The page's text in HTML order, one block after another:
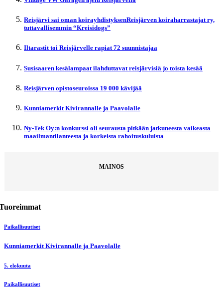
Reisjärvi sai oman koirayhdistyksenReisjärven koiraharrastajat ry,
tuttavallisemmin “Kreisidogs”
Iltarastit toi Reisjärvelle rapiat 72 suunnistajaa
Susisaaren kesälampaat ilahduttavat reisjärvisiä jo toista kesää
Reisjärven opistoseuroissa 19 000 kävijää
Kunniamerkit Kivirannalle ja Paavolalle
Ny-Tek Oy:n konkurssi oli seurausta pitkään jatkuneesta vaikeasta
maailmantilanteesta ja korkeista rahoituskuluista
MAINOS
Paikallisuutiset
Kunniamerkit Kivirannalle ja Paavolalle
5. elokuuta
Paikallisuutiset